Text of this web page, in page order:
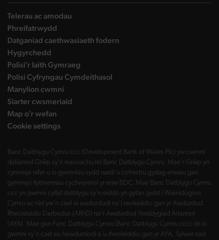
Telerau ac amodau
Phreifatrwydd
Datganiad caethwasiaeth fodern
Hygyrchedd
Polisi’r Iaith Gymraeg
Polisi Cyfryngau Cymdeithasol
Manylion cwmni
Siarter cwsmeriaid
Map o’r wefan
Cookie settings
Banc Datblygu Cymru ccc (Development Bank of Wales Plc) yw cwmni
daliannol Grŵp sy'n masnachu fel Banc Datblygu Cymru. Mae'r Grŵp yn
cynnwys nifer o is-gwmnïau sydd wedi'u cofrestru gydag enwau gan
gynnwys llythrennau cychwynnol yr enw BDC. Mae Banc Datblygu Cymru
ccc yn gwmni cyllid datblygu sy'n eiddo yn gyfan gwbl i Weinidogion
Cymru ac nid yw'n cael ei awdurdodi na'i reoleiddio gan yr Awdurdod
Rheoleiddio Darbodus (ARhD) na'r Awdurdod Ymddygiad Ariannol
(AYA). Mae gan Fanc Datblygu Cymru (Banc Datblygu Cymru ccc) dri is-
gwmni sy'n cael eu hawdurdodi a'u rheoleiddio gan yr AYA. Sylwer nad